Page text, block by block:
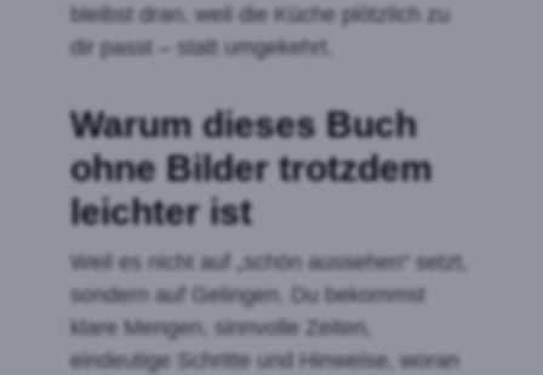
bleibst dran, weil die Küche plötzlich zu
dir passt – statt umgekehrt.
Warum dieses Buch
ohne Bilder trotzdem
leichter ist
Weil es nicht auf „schön aussehen“ setzt,
sondern auf Gelingen. Du bekommst
klare Mengen, sinnvolle Zeiten,
eindeutige Schritte und Hinweise, woran